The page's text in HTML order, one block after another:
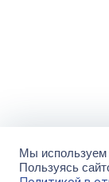
Мы
Пользуясь